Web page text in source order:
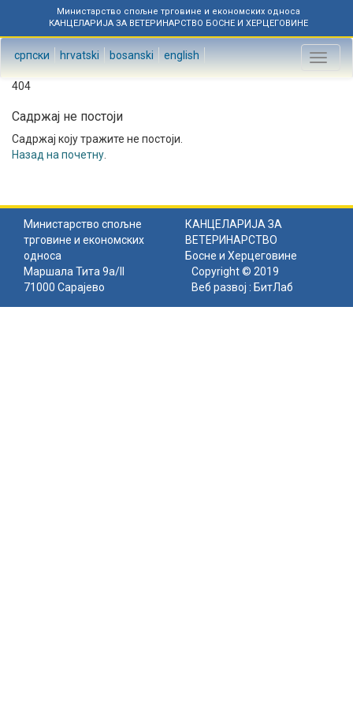
Министарство спољне трговине и економских односа
КАНЦЕЛАРИЈА ЗА ВЕТЕРИНАРСТВО БОСНЕ И ХЕРЦЕГОВИНЕ
српски hrvatski bosanski english
Toggle
404
Садржај не постоји
Садржај коју тражите не постоји.
Назад на почетну
Министарство спољне
трговине и економских
односа
КАНЦЕЛАРИЈА ЗА
ВЕТЕРИНАРСТВО
Босне и Херцеговине
Маршала Тита 9а/II
71000 Сарајево
Copyright © 2019
Веб развој : БитЛаб